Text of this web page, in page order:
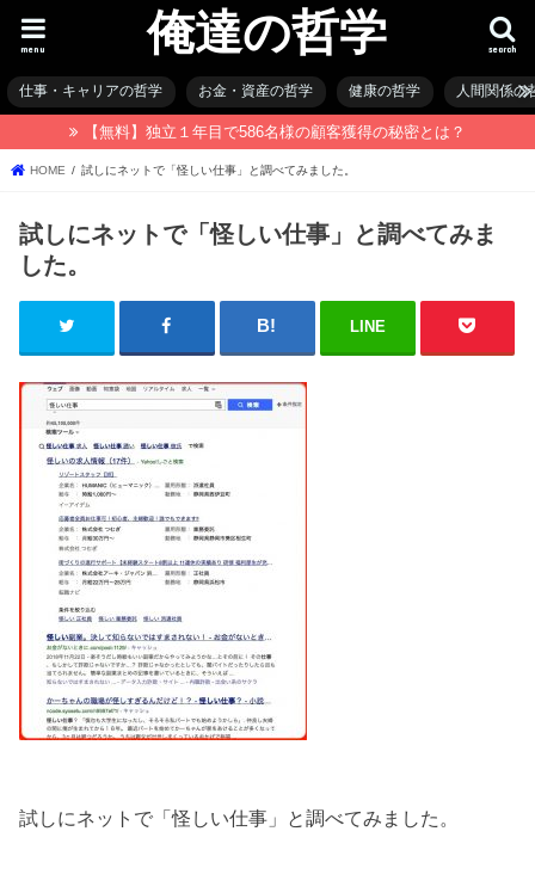
俺達の哲学 search
menu
仕事・キャリアの哲学 お金・資産の哲学 健康の哲学 人間関係の
【無料】独立１年目で586名様の顧客獲得の秘密とは？
HOME 試しにネットで「怪しい仕事」と調べてみました。
試しにネットで「怪しい仕事」と調べてみま
した。
LINE
試しにネットで「怪しい仕事」と調べてみました。